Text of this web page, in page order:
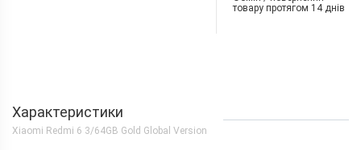
товару протягом 14 днів
Характеристики
Xiaomi Redmi 6 3/64GB Gold Global Version